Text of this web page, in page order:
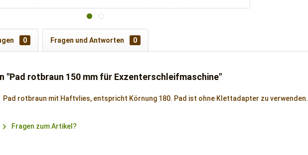
0 Fragen und Antworten 0
"Pad rotbraun 150 mm für Exzenterschleifmaschine"
Pad rotbraun mit Haftvlies, entspricht Körnung 180. Pad ist ohne Klettadapter zu verwenden.
Fragen zum Artikel?